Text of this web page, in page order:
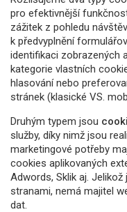
pro efektivnější
zážitek z pohledu
k předvyplnění
identifikaci zobrazených
kategorie vlastních
hlasování nebo
stránek (klasické VS.
Druhým typem jsou
služby, díky nimž jsou
marketingové potřeby
cookies aplikovaných
Adwords, Sklik aj.
stranami, nemá majitel
dat.